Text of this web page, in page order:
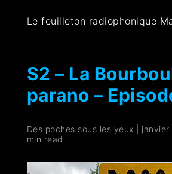
Le feuilleton radiophonique
S2 – La
parano –
Des poches sous les yeux
min read